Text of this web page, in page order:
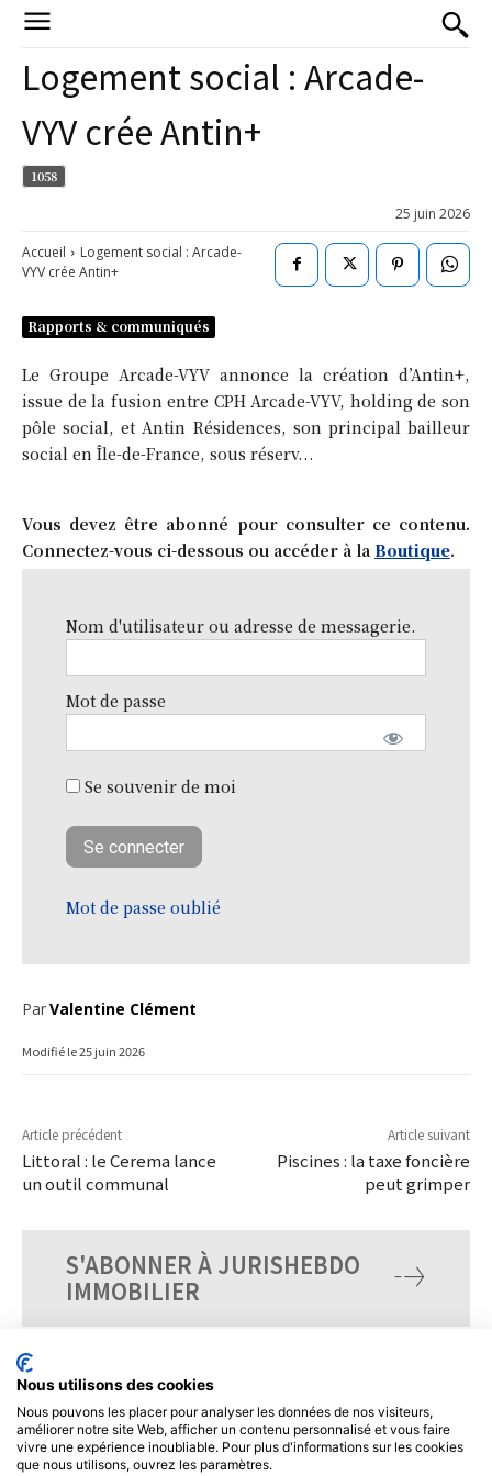
Logement social : Arcade-
VYV crée Antin+
1058
25 juin 2026
Accueil
Logement social : Arcade-
VYV crée Antin+
Rapports & communiqués
Le Groupe Arcade-VYV annonce la création d’Antin+,
issue de la fusion entre CPH Arcade-VYV, holding de son
pôle social, et Antin Résidences, son principal bailleur
social en Île-de-France, sous réserv...
Vous devez être abonné pour consulter ce contenu.
Connectez-vous ci-dessous ou accéder à la Boutique.
Nom d'utilisateur ou adresse de messagerie.
Mot de passe
Se souvenir de moi
Mot de passe oublié
ParValentine Clément
Modifié le25 juin 2026
Article précédent
Littoral : le Cerema lance
un outil communal
Article suivant
Piscines : la taxe foncière
peut grimper
S'ABONNER À JURISHEBDO
IMMOBILIER
Nous utilisons des cookies
Nous pouvons les placer pour analyser les données de nos visiteurs,
améliorer notre site Web, afficher un contenu personnalisé et vous faire
vivre une expérience inoubliable. Pour plus d'informations sur les cookies
que nous utilisons, ouvrez les paramètres.